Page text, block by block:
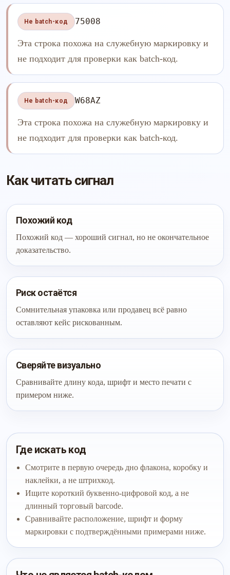
Не batch-код 75008
Эта строка похожа на служебную маркировку и
не подходит для проверки как batch-код.
Не batch-код W68AZ
Эта строка похожа на служебную маркировку и
не подходит для проверки как batch-код.
Как читать сигнал
Похожий код
Похожий код — хороший сигнал, но не окончательное
доказательство.
Риск остаётся
Сомнительная упаковка или продавец всё равно
оставляют кейс рискованным.
Сверяйте визуально
Сравнивайте длину кода, шрифт и место печати с
примером ниже.
Где искать код
Смотрите в первую очередь дно флакона, коробку и
наклейки, а не штрихкод.
Ищите короткий буквенно-цифровой код, а не
длинный торговый barcode.
Сравнивайте расположение, шрифт и форму
маркировки с подтверждёнными примерами ниже.